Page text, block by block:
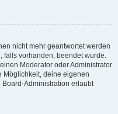
nicht mehr geantwortet werden
falls vorhanden, beendet wurde.
Moderator oder Administrator
Möglichkeit, deine eigenen
Administration erlaubt